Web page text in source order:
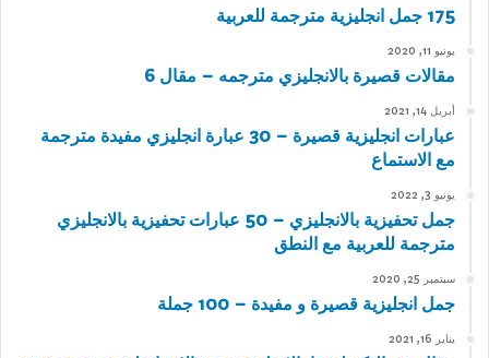
175 جمل انجليزية مترجمة للعربية
يونيو 11, 2020
مقالات قصيرة بالانجليزي مترجمه – مقال 6
أبريل 14, 2021
عبارات انجليزية قصيرة – 30 عبارة انجليزي مفيدة مترجمة
مع الاستماع
يونيو 3, 2022
جمل تحفيزية بالانجليزي – 50 عبارات تحفيزية بالانجليزي
مترجمة للعربية مع النطق
سبتمبر 25, 2020
جمل انجليزية قصيرة و مفيدة – 100 جملة
يناير 16, 2021